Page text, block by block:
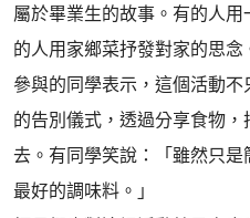
屬於畢業生的故事。有的人
的人用家鄉菜抒發對家的思念
參與的同學表示，這個活動
的告別儀式，透過分享食物
去。有同學笑說：「雖然只
最好的調味料。」